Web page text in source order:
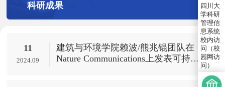
科研成果
11
2024.09
建筑与环境学院赖波/熊兆锟团队在
Nature Communications上发表可持续
四川大
学科研
管理信
息系统
校内访
问（校
园网访
问）